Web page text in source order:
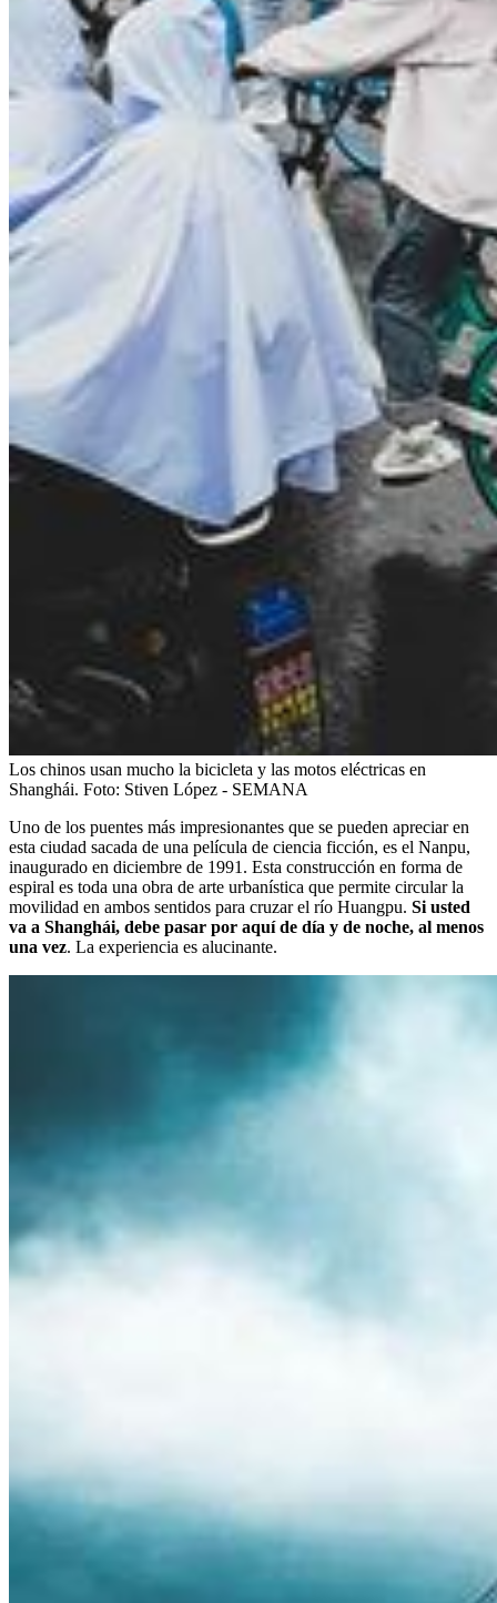
Los chinos usan mucho la bicicleta y las motos eléctricas en
Shanghái. Foto: Stiven López - SEMANA
Uno de los puentes más impresionantes que se pueden apreciar en
esta ciudad sacada de una película de ciencia ficción, es el Nanpu,
inaugurado en diciembre de 1991. Esta construcción en forma de
espiral es toda una obra de arte urbanística que permite circular la
movilidad en ambos sentidos para cruzar el río Huangpu. Si usted
va a Shanghái, debe pasar por aquí de día y de noche, al menos
una vez. La experiencia es alucinante.